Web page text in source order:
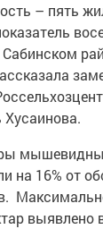
– пять
Хусаинова.
на 16% от